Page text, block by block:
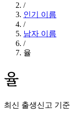
/
인기 이름
/
남자 이름
/
율
율
최신 출생신고 기준